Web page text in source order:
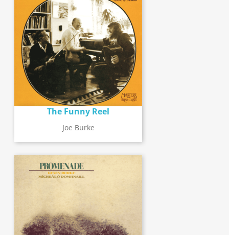
The Funny Reel
Joe Burke